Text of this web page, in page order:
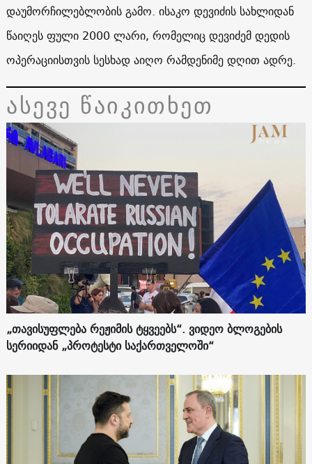
დაუმორჩილებლობის გამო. ისაკო დევიძის სახლიდან
წაიღეს ფული 2000 ლარი, რომელიც დევიძემ დედის
ოპერაციისთვის სესხად აიღო რამდენიმე დღით ადრე.
ასევე წაიკითხეთ
„თავისუფლება რეჟიმის ტყვეებს“. ვიდეო ბლოგების
სერიიდან „პროტესტი საქართველოში“